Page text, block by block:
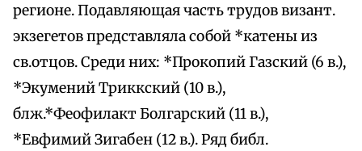
регионе. Подавляющая часть трудов визант.
экзегетов представляла собой *катены из
св.отцов. Среди них: *Прокопий Газский (6 в.),
*Экумений Триккский (10 в.),
блж.*Феофилакт Болгарский (11 в.),
*Евфимий Зигабен (12 в.). Ряд библ.